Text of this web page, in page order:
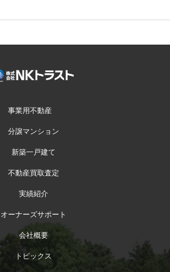
事業用不動産
分譲マンション
新築一戸建て
不動産買取査定
実績紹介
オーナーズサポート
会社概要
トピックス